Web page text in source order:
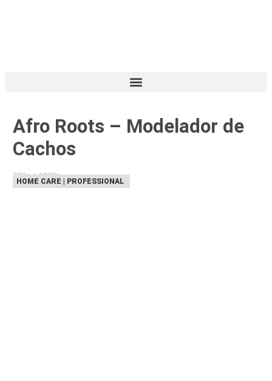
Afro Roots – Modelador de
Cachos
500g e 1000g
HOME CARE | PROFESSIONAL